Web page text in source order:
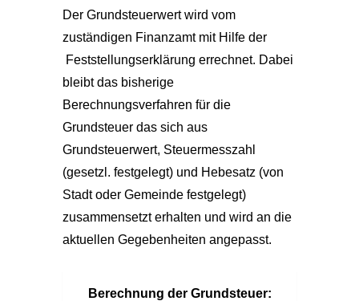
Der Grundsteuerwert wird vom
zuständigen Finanzamt mit Hilfe der
Feststellungserklärung errechnet. Dabei
bleibt das bisherige
Berechnungsverfahren für die
Grundsteuer das sich aus
Grundsteuerwert, Steuermesszahl
(gesetzl. festgelegt) und Hebesatz (von
Stadt oder Gemeinde festgelegt)
zusammensetzt erhalten und wird an die
aktuellen Gegebenheiten angepasst.
Berechnung der Grundsteuer: